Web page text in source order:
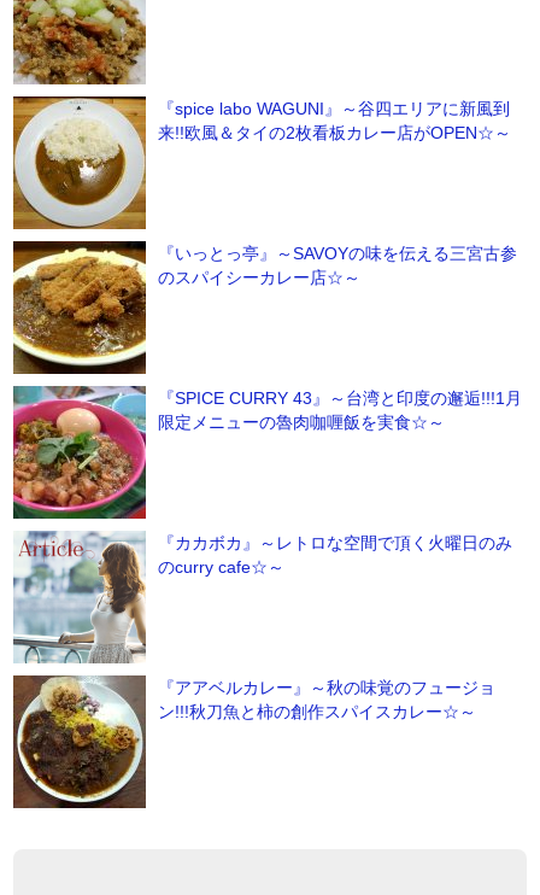
『spice labo WAGUNI』～谷四エリアに新風到
来!!欧風＆タイの2枚看板カレー店がOPEN☆～
『いっとっ亭』～SAVOYの味を伝える三宮古参
のスパイシーカレー店☆～
『SPICE CURRY 43』～台湾と印度の邂逅!!!1月
限定メニューの魯肉咖喱飯を実食☆～
『カカボカ』～レトロな空間で頂く火曜日のみ
のcurry cafe☆～
『アアベルカレー』～秋の味覚のフュージョ
ン!!!秋刀魚と柿の創作スパイスカレー☆～